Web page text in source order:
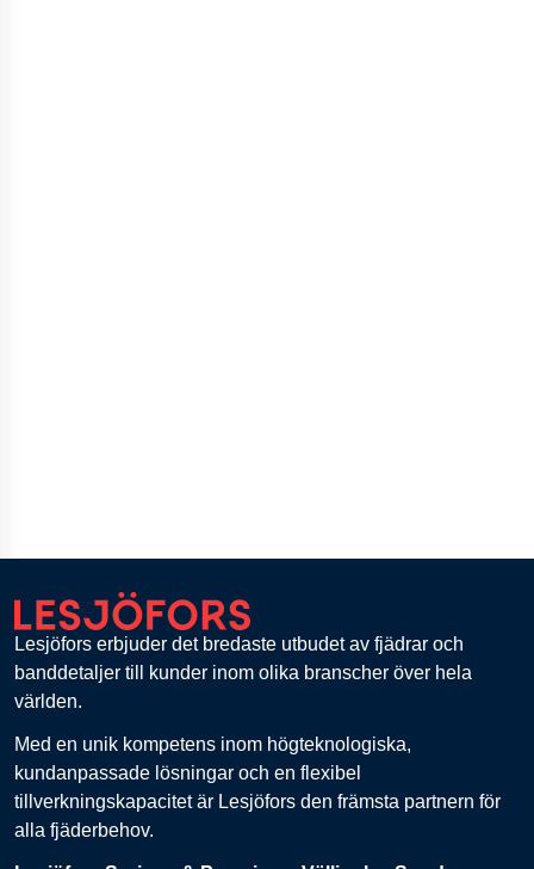
Lesjöfors erbjuder det bredaste utbudet av fjädrar och
banddetaljer till kunder inom olika branscher över hela
världen.
Med en unik kompetens inom högteknologiska,
kundanpassade lösningar och en flexibel
tillverkningskapacitet är Lesjöfors den främsta partnern för
alla fjäderbehov.